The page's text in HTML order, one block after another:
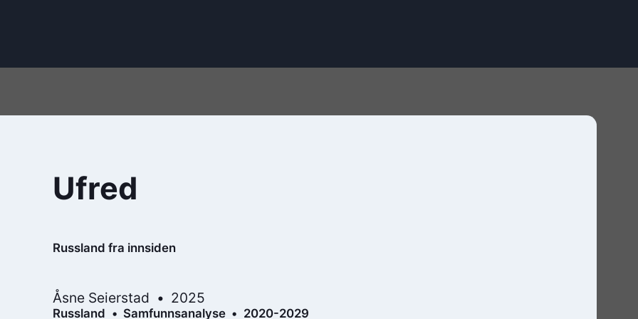
Ufred
Russland fra innsiden
Åsne Seierstad 2025
Russland Samfunnsanalyse 2020-2029